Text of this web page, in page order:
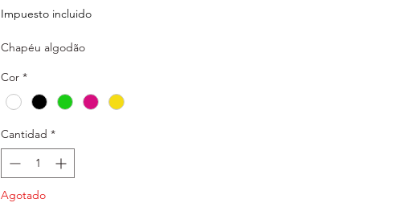
Impuesto incluido
Chapéu algodão
Cor *
Cantidad *
Agotado